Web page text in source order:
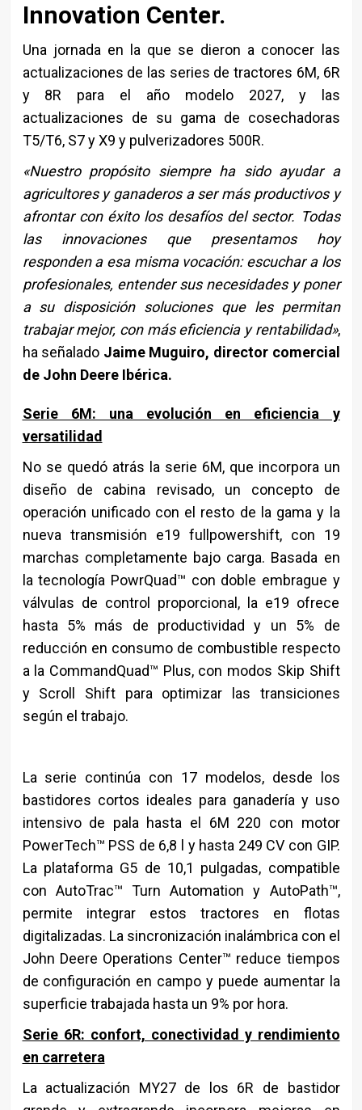
Innovation Center.
Una jornada en la que se dieron a conocer las
actualizaciones de las series de tractores 6M, 6R
y 8R para el año modelo 2027, y las
actualizaciones de su gama de cosechadoras
T5/T6, S7 y X9 y pulverizadores 500R.
«Nuestro propósito siempre ha sido ayudar a
agricultores y ganaderos a ser más productivos y
afrontar con éxito los desafíos del sector. Todas
las innovaciones que presentamos hoy
responden a esa misma vocación: escuchar a los
profesionales, entender sus necesidades y poner
a su disposición soluciones que les permitan
trabajar mejor, con más eficiencia y rentabilidad»,
ha señalado Jaime Muguiro, director comercial
de John Deere Ibérica.
Serie 6M: una evolución en eficiencia y
versatilidad
No se quedó atrás la serie 6M, que incorpora un
diseño de cabina revisado, un concepto de
operación unificado con el resto de la gama y la
nueva transmisión e19 fullpowershift, con 19
marchas completamente bajo carga. Basada en
la tecnología PowrQuad™ con doble embrague y
válvulas de control proporcional, la e19 ofrece
hasta 5% más de productividad y un 5% de
reducción en consumo de combustible respecto
a la CommandQuad™ Plus, con modos Skip Shift
y Scroll Shift para optimizar las transiciones
según el trabajo.
La serie continúa con 17 modelos, desde los
bastidores cortos ideales para ganadería y uso
intensivo de pala hasta el 6M 220 con motor
PowerTech™ PSS de 6,8 l y hasta 249 CV con GIP.
La plataforma G5 de 10,1 pulgadas, compatible
con AutoTrac™ Turn Automation y AutoPath™,
permite integrar estos tractores en flotas
digitalizadas. La sincronización inalámbrica con el
John Deere Operations Center™ reduce tiempos
de configuración en campo y puede aumentar la
superficie trabajada hasta un 9% por hora.
Serie 6R: confort, conectividad y rendimiento
en carretera
La actualización MY27 de los 6R de bastidor